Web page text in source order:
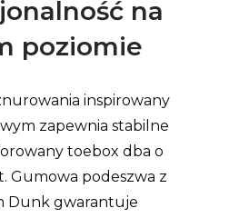
na
poziomie
inspirowany
zapewnia stabilne
toebox dba o
Gumowa podeszwa z
Dunk gwarantuje